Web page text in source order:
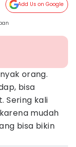
Add Us on Google
orang.
bisa
Sering kali
mudah
bisa bikin